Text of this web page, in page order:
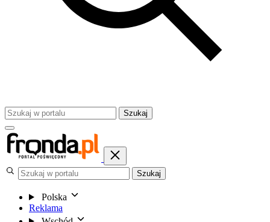
Szukaj
Szukaj
Polska
Reklama